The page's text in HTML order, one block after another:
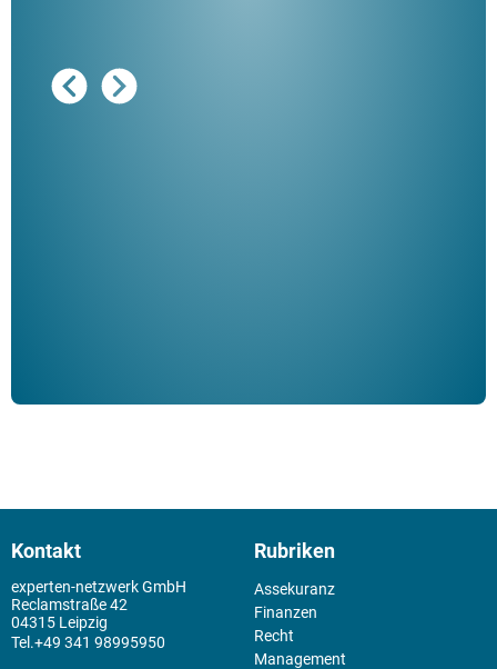
Kontakt
experten-netzwerk GmbH
Reclamstraße 42
04315 Leipzig
+49 341 98995950
Rubriken
Assekuranz
Finanzen
Recht
Management